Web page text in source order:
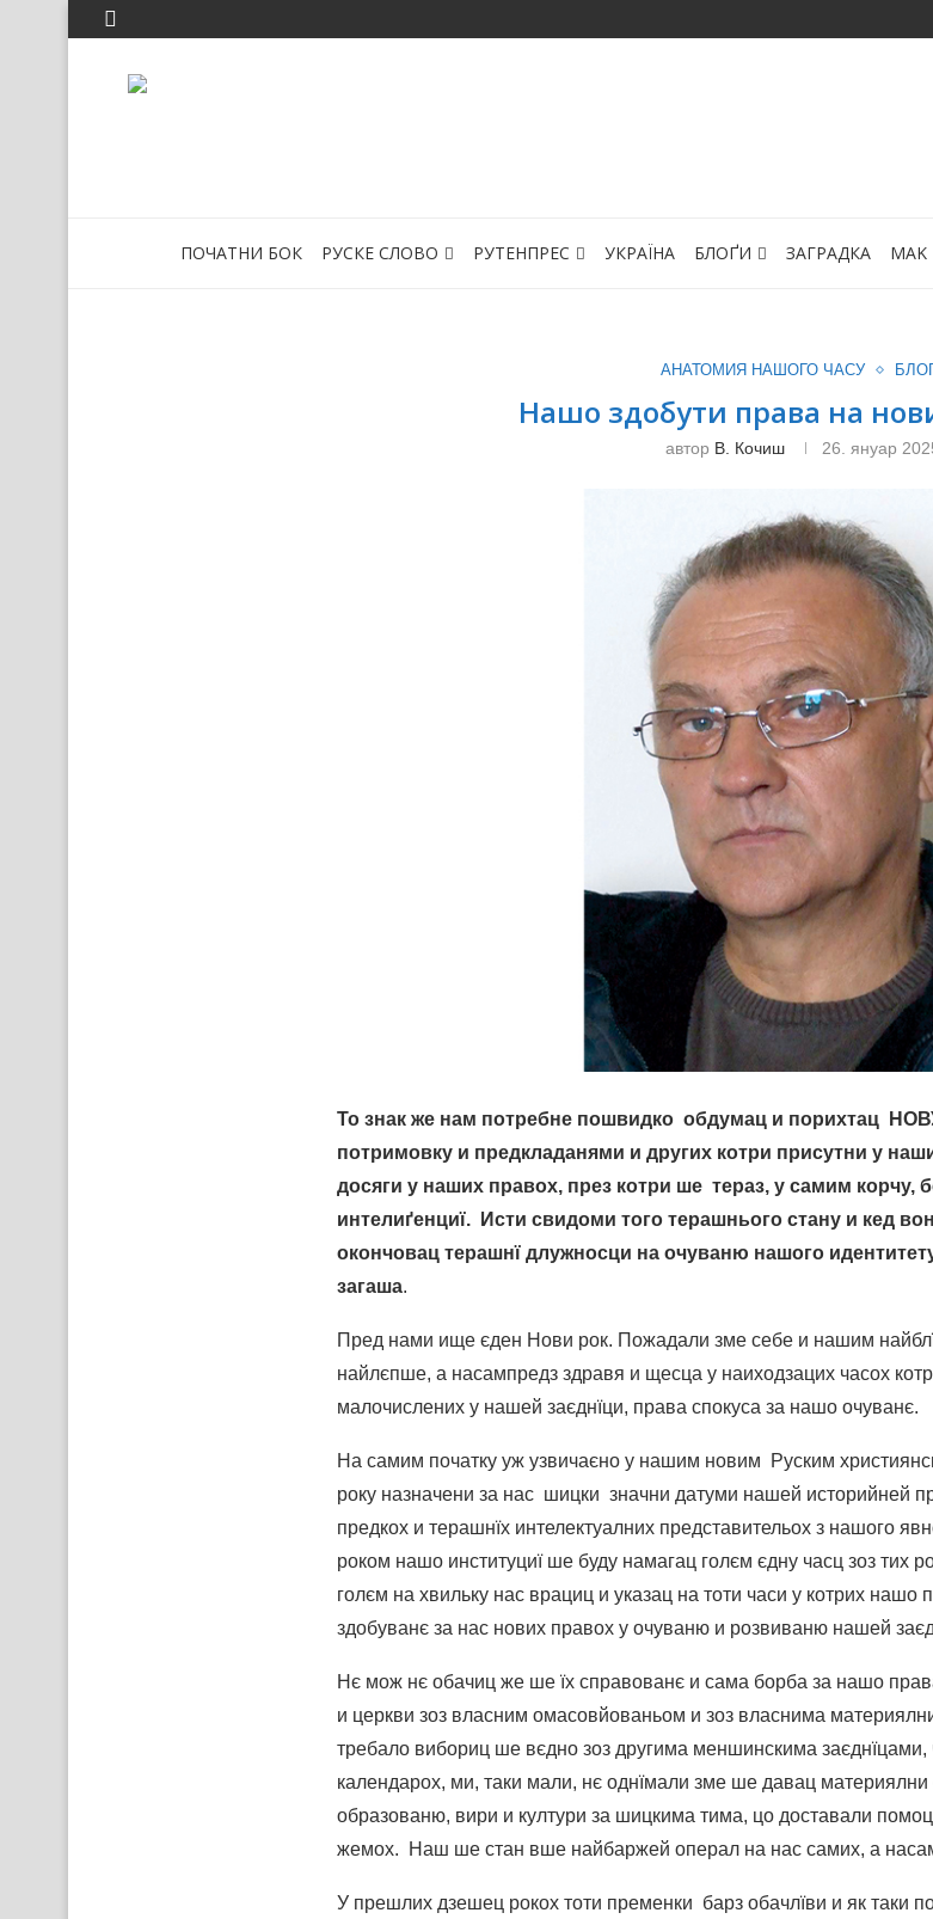
ПОЧАТНИ БОК РУСКЕ СЛОВО РУТЕНПРЕС УКРАЇНА БЛОҐИ ЗАГРАДКА МАK
АНАТОМИЯ НАШОГО ЧАСУ
Нашо здобути права на
автор В. Кочиш 26. януар
То знак же нам потребне пошвидко обдумац и порихтац
потримовку и предкладанями и других котри присутни у
досяги у наших правох, през котри ше тераз, у самим корчу,
интелиґенциї. Исти свидоми того терашнього стану и кед
окончовац терашнї длужносци на очуваню нашого
загаша.
Пред нами ище єден Нови рок. Пожадали зме себе и нашим
найлєпше, а насампредз здравя и щесца у наиходзацих часох
малочислених у нашей заєднїци, права спокуса за нашо очуванє.
На самим початку уж узвичаєно у нашим новим Руским
року назначени за нас шицки значни датуми нашей историйней
предкох и терашнїх интелектуалних представительох з нашого
роком нашо институциї ше буду намагац голєм єдну часц зоз тих
голєм на хвильку нас врациц и указац на тоти часи у котрих нашо
здобуванє за нас нових правох у очуваню и розвиваню нашей
Нє мож нє обачиц же ше їх справованє и сама борба за нашо
и церкви зоз власним омасовйованьом и зоз власнима
требало вибориц ше вєдно зоз другима меншинскима заєднїцами,
календарох, ми, таки мали, нє однїмали зме ше давац
образованю, вири и култури за шицкима тима, цо доставали помоц
жемох. Наш ше стан вше найбаржей операл на нас самих, а
У прешлих дзешец рокох тоти пременки барз обачлїви и як